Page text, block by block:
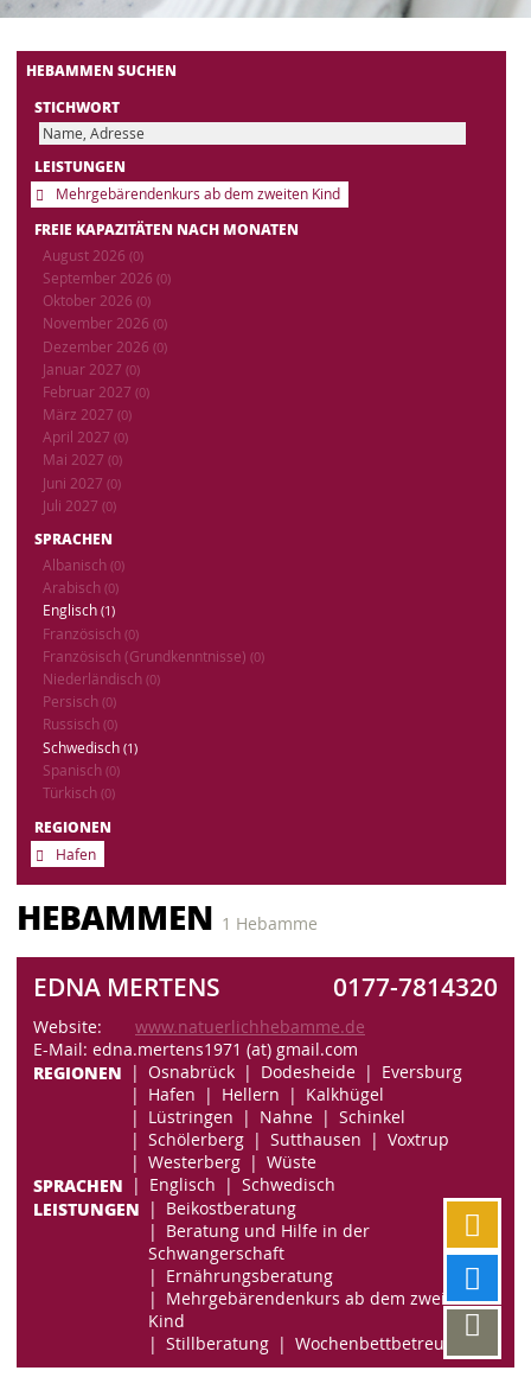
HEBAMMEN SUCHEN
STICHWORT
LEISTUNGEN
Mehrgebärendenkurs ab dem zweiten Kind
FREIE KAPAZITÄTEN NACH MONATEN
August 2026 (0)
September 2026 (0)
Oktober 2026 (0)
November 2026 (0)
Dezember 2026 (0)
Januar 2027 (0)
Februar 2027 (0)
März 2027 (0)
April 2027 (0)
Mai 2027 (0)
Juni 2027 (0)
Juli 2027 (0)
SPRACHEN
Albanisch (0)
Arabisch (0)
Englisch (1)
Französisch (0)
Französisch (Grundkenntnisse) (0)
Niederländisch (0)
Persisch (0)
Russisch (0)
Schwedisch (1)
Spanisch (0)
Türkisch (0)
REGIONEN
Hafen
HEBAMMEN 1 Hebamme
EDNA MERTENS 0177-7814320
Website:
www.natuerlichhebamme.de
E-Mail: edna.mertens1971 (at) gmail.com
REGIONEN Osnabrück Dodesheide
Eversburg
Hafen
Hellern
Kalkhügel
Lüstringen
Nahne
Schinkel
Schölerberg
Sutthausen
Voxtrup
Westerberg
Wüste
SPRACHEN Englisch Schwedisch
LEISTUNGEN
Beikostberatung
Beratung und Hilfe in der
Schwangerschaft
Ernährungsberatung
Mehrgebärendenkurs ab dem zweiten
Kind
Stillberatung
Wochenbettbetreuung